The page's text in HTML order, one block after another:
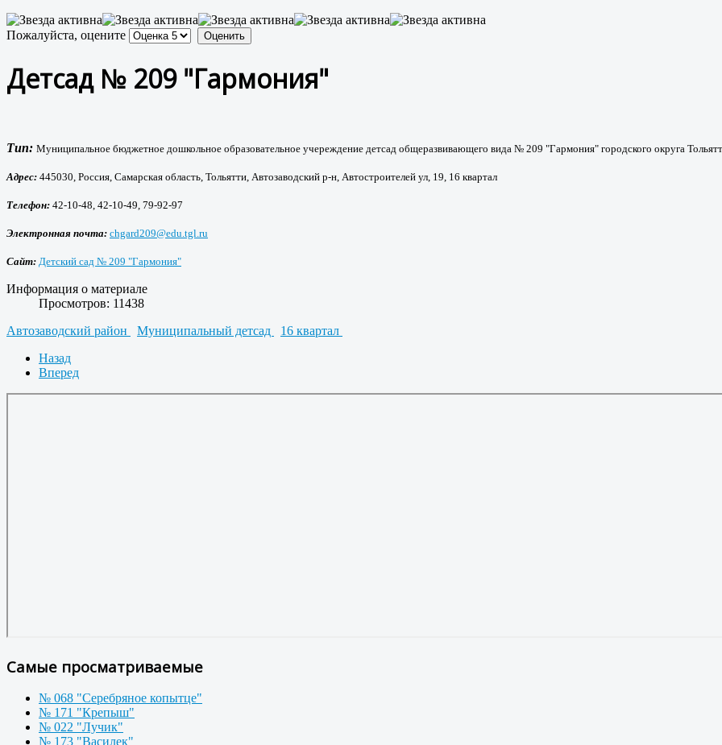
Пожалуйста, оцените
Детсад № 209 "Гармония"
Тип: Муниципальное бюджетное дошкольное образовательное учереждение детсад общеразвивающего вида № 209 "Гармония" городского округа
Адрес: 445030, Россия, Самарская область, Тольятти, Автозаводский р-н, Автостроителей ул, 19, 16 квартал
Телефон: 42-10-48, 42-10-49, 79-92-97
Электронная почта: chgard209@edu.tgl.ru
Сайт: Детский сад № 209 "Гармония"
Информация о материале
Просмотров: 11438
Автозаводский район
Муниципальный детсад
16 квартал
Назад
Вперед
Самые просматриваемые
№ 068 "Серебряное копытце"
№ 171 "Крепыш"
№ 022 "Лучик"
№ 173 "Василек"